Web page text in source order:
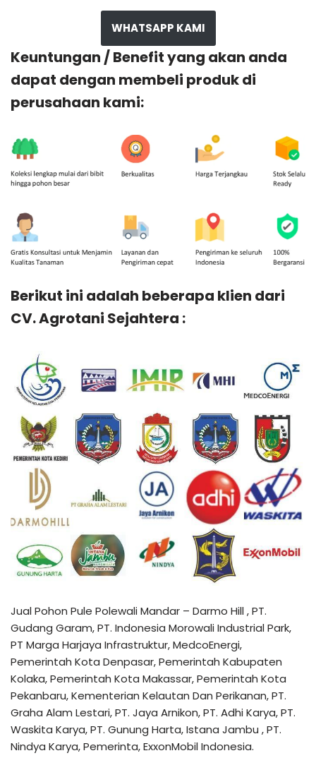
WHATSAPP KAMI
Keuntungan / Benefit yang akan anda
dapat dengan membeli produk di
perusahaan kami:
Berikut ini adalah beberapa klien dari
CV. Agrotani Sejahtera :
Jual Pohon Pule Polewali Mandar – Darmo Hill , PT.
Gudang Garam, PT. Indonesia Morowali Industrial Park,
PT Marga Harjaya Infrastruktur, MedcoEnergi,
Pemerintah Kota Denpasar, Pemerintah Kabupaten
Kolaka, Pemerintah Kota Makassar, Pemerintah Kota
Pekanbaru, Kementerian Kelautan Dan Perikanan, PT.
Graha Alam Lestari, PT. Jaya Arnikon, PT. Adhi Karya, PT.
Waskita Karya, PT. Gunung Harta, Istana Jambu , PT.
Nindya Karya, Pemerinta, ExxonMobil Indonesia.